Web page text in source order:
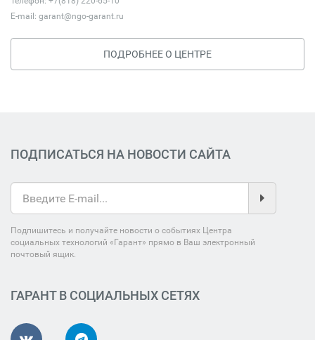
E-mail: garant@ngo-garant.ru
ПОДРОБНЕЕ О ЦЕНТРЕ
ПОДПИСАТЬСЯ НА НОВОСТИ САЙТА
Подпишитесь и получайте новости о событиях Центра
социальных технологий «Гарант» прямо в Ваш электронный
почтовый ящик.
ГАРАНТ В СОЦИАЛЬНЫХ СЕТЯХ